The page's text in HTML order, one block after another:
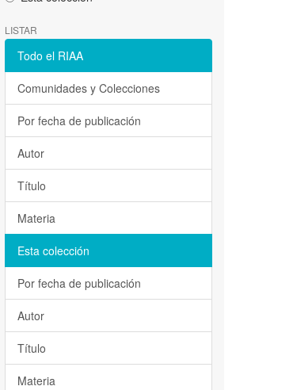
LISTAR
Todo el RIAA
Comunidades y Colecciones
Por fecha de publicación
Autor
Título
Materia
Esta colección
Por fecha de publicación
Autor
Título
Materia